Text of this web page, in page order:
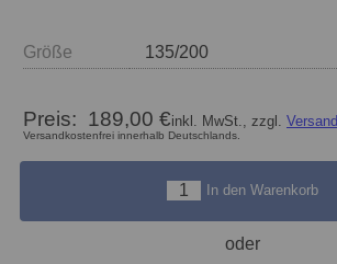
Größe
Preis: 189,00 €inkl. MwSt., zzgl. Versand
Versandkostenfrei innerhalb Deutschlands.
In den Warenkorb
oder